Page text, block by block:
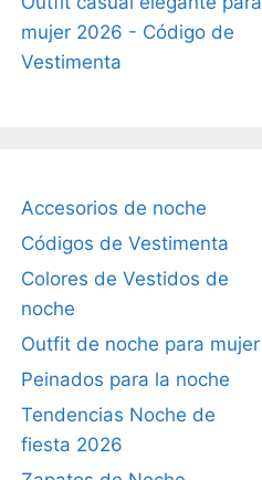
mujer 2026 - Código de
Vestimenta
Accesorios de noche
Códigos de Vestimenta
Colores de Vestidos de
noche
Outfit de noche para mujer
Peinados para la noche
Tendencias Noche de
fiesta 2026